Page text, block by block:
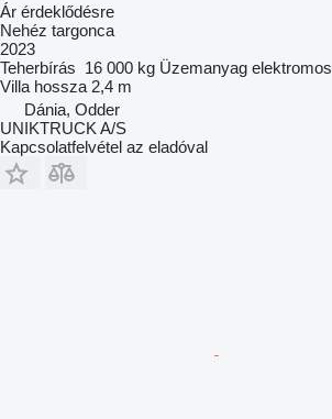
Ár érdeklődésre
Nehéz targonca
2023
Teherbírás 16 000 kg Üzemanyag elektromos
Villa hossza 2,4 m
Dánia, Odder
UNIKTRUCK A/S
Kapcsolatfelvétel az eladóval